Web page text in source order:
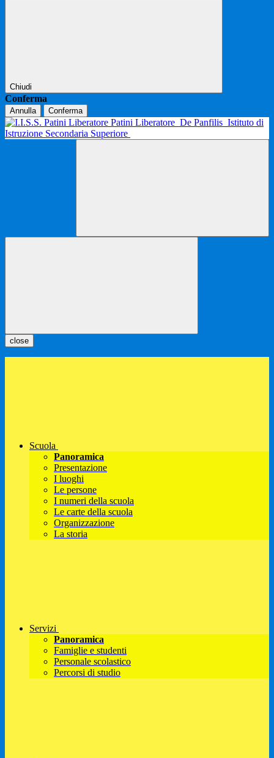
Chiudi
Conferma
Annulla Conferma
Patini Liberatore De Panfilis Istituto di
Istruzione Secondaria Superiore
close
Scuola
Panoramica
Presentazione
I luoghi
Le persone
I numeri della scuola
Le carte della scuola
Organizzazione
La storia
Servizi
Panoramica
Famiglie e studenti
Personale scolastico
Percorsi di studio